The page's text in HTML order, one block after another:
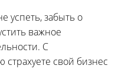
успеть, забыть о
важное
С
свой бизнес